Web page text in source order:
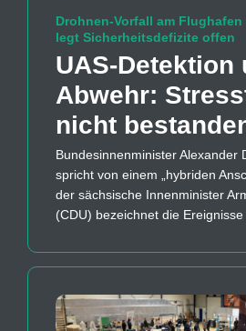
Drohnen-Vorfall am
legt Sicherheitsdefizite offen
UAS-Detektion
Abwehr:
nicht
Bundesinnenminister Alexander
spricht von einem „hybriden
der sächsische Innenminister
(CDU) bezeichnet die Ereignisse